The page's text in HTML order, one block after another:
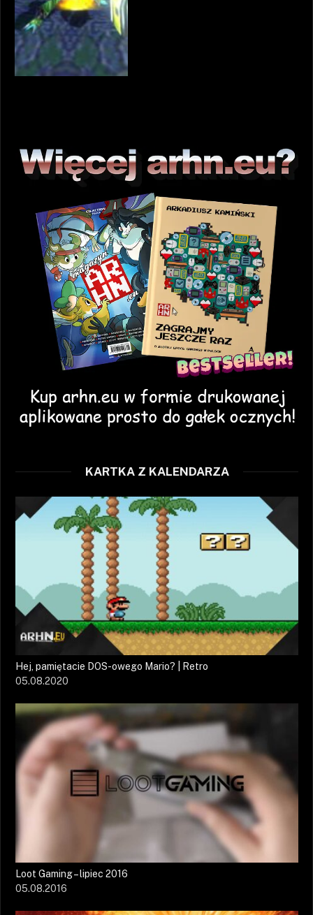
KARTKA Z KALENDARZA
Hej, pamiętacie DOS-owego Mario? | Retro
05.08.2020
Loot Gaming – lipiec 2016
05.08.2016